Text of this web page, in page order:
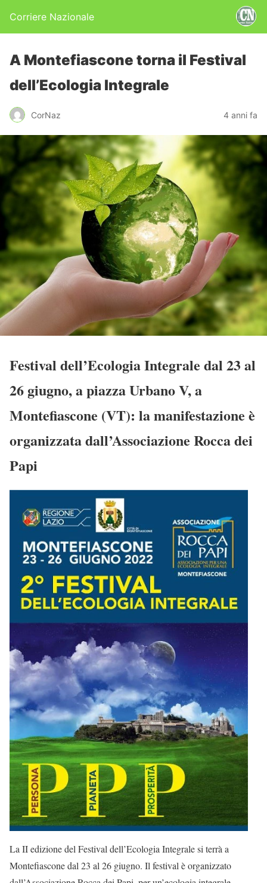
Corriere Nazionale
A Montefiascone torna il Festival
dell’Ecologia Integrale
CorNaz 4 anni fa
Festival dell’Ecologia Integrale dal 23 al
26 giugno, a piazza Urbano V, a
Montefiascone (VT): la manifestazione è
organizzata dall’Associazione Rocca dei
Papi
La II edizione del Festival dell’Ecologia Integrale si terrà a
Montefiascone dal 23 al 26 giugno. Il festival è organizzato